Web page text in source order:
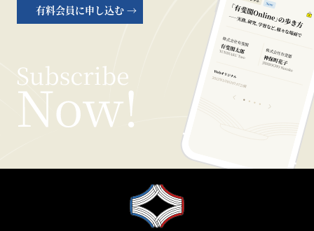
有料会員に申し込む →